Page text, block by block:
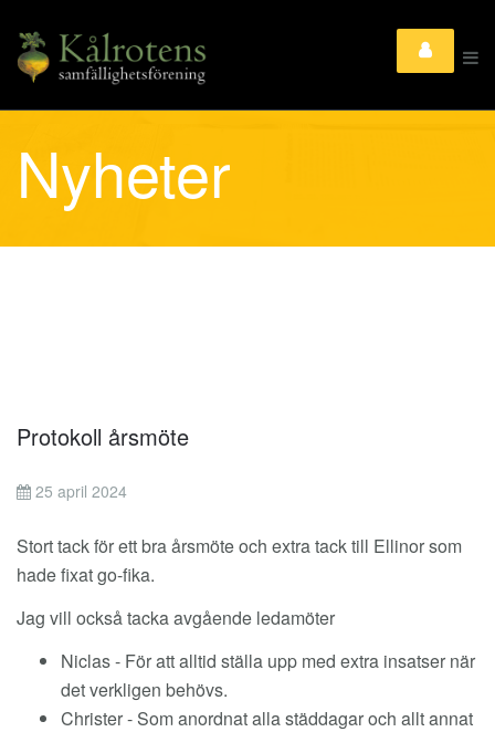
Nyheter
Protokoll årsmöte
25 april 2024
Stort tack för ett bra årsmöte och extra tack till Ellinor som
hade fixat go-fika.
Jag vill också tacka avgående ledamöter
Niclas - För att alltid ställa upp med extra insatser när
det verkligen behövs.
Christer - Som anordnat alla städdagar och allt annat